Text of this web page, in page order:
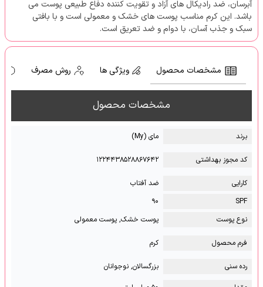
آبرسان، ضد رادیکال های آزاد و تقویت کننده دفاع طبیعی پوست می
باشد. این کرم مناسب پوست های خشک و معمولی است و با بافتی
سبک و جذب آسان، با دوام و ضد تعریق است.
مشخصات محصول ویژگی ها روش مصرف
مشخصات محصول
برند مای (My)
کد مجوز بهداشتی ۱۲۲۴۴۳۸۵۲۸۸۶۷۶۴۲
کارایی
ضد آفتاب
SPF
۹۰
نوع پوست
پوست خشک, پوست معمولی
فرم محصول کرم
رده سنی
بزرگسالان, نوجوانان